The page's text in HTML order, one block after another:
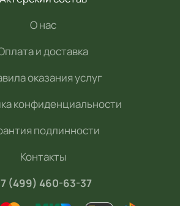
О нас
и доставка
оказания услуг
конфиденциальности
подлинности
Контакты
(499) 460-63-37